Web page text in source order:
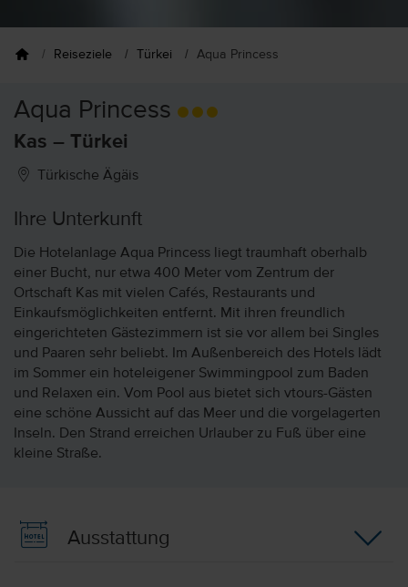
Reiseziele Türkei Aqua Princess
Aqua Princess
Kas – Türkei
Türkische Ägäis
Ihre Unterkunft
Die Hotelanlage Aqua Princess liegt traumhaft oberhalb
einer Bucht, nur etwa 400 Meter vom Zentrum der
Ortschaft Kas mit vielen Cafés, Restaurants und
Einkaufsmöglichkeiten entfernt. Mit ihren freundlich
eingerichteten Gästezimmern ist sie vor allem bei Singles
und Paaren sehr beliebt. Im Außenbereich des Hotels lädt
im Sommer ein hoteleigener Swimmingpool zum Baden
und Relaxen ein. Vom Pool aus bietet sich vtours-Gästen
eine schöne Aussicht auf das Meer und die vorgelagerten
Inseln. Den Strand erreichen Urlauber zu Fuß über eine
kleine Straße.
Ausstattung